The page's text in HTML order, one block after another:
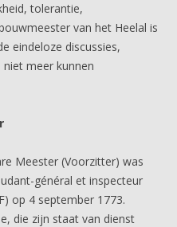
tolerantie,
van het Heelal is
eindeloze discussies,
meer kunnen
Meester (Voorzitter) was
général et inspecteur
op 4 september 1773.
die zijn staat van dienst